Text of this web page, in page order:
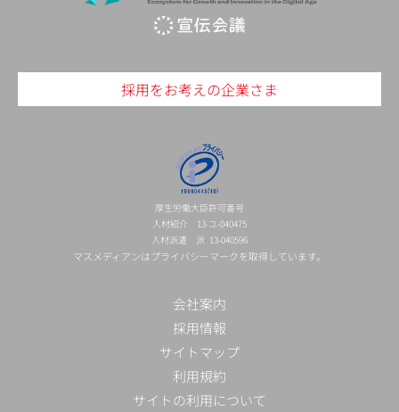
採用をお考えの企業さま
厚生労働大臣許可番号
人材紹介 13-ユ-040475
人材派遣 派 13-040596
マスメディアンはプライバシーマークを取得しています。
会社案内
採用情報
サイトマップ
利用規約
サイトの利用について